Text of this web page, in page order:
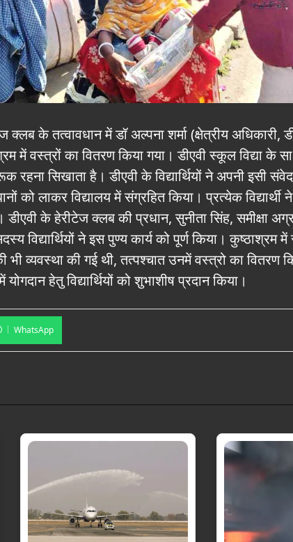
के तत्वावधान में डॉ अल्पना शर्मा (क्षेत्रीय अधिकारी,
में वस्त्रों का वितरण किया गया। डीएवी स्कूल विद्या के
रहना सिखाता है। डीएवी के विद्यार्थियों ने अपनी इसी
को लाकर विद्यालय में संग्रहित किया। प्रत्येक विद्यार्थी
के हेरीटेज क्लब की प्रधान, सुनीता सिंह, समीक्षा
विद्यार्थियों ने इस पुण्य कार्य को पूर्ण किया। कुष्ठाश्रम
व्यवस्था की गई थी, तत्पश्चात उनमें वस्त्रो का वितरण
योगदान हेतु विद्यार्थियों को शुभाशीष प्रदान किया।
WhatsApp